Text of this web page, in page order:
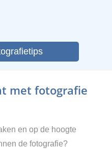
met fotografie
en op de hoogte
de fotografie?